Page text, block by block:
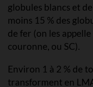
globules blancs et
moins 15 % des
de fer (on les
couronne, ou SC).
Environ 1 à 2 % de
transforment en